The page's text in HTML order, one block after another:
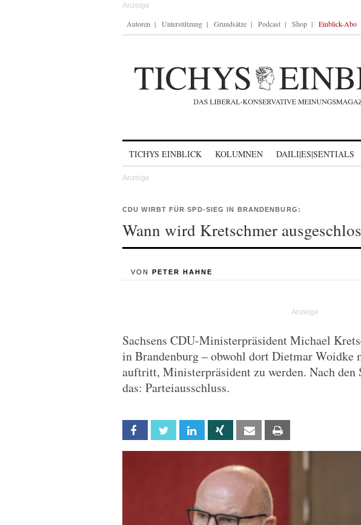
Autoren Unterstützung Grundsätze Podcast Shop Einblick-Abo
TICHYS EINBLICK KOLUMNEN DAILI|ES|SENTIALS
CDU WIRBT FÜR SPD-SIEG IN BRANDENBURG:
Wann wird Kretschmer
VON PETER HAHNE
Sachsens CDU-Ministerpräsident Michael
in Brandenburg – obwohl dort Dietmar Woidke
auftritt, Ministerpräsident zu werden. Nach den
das: Parteiausschluss.
Facebook Twitter Linkedin Xing Email